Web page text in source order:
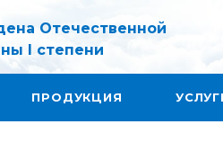
Отечественной
I степени
ПРОДУКЦИЯ